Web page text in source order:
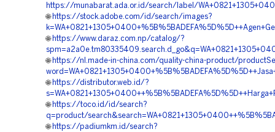
https://munabarat.ada.or.id/search/label/
🌐 https://stock.adobe.com/id/search/images?
🌐 https://www.daraz.com.np/catalog/?
🌐 https://nl.made-in-china.com/quality-china-product/
🌐 https://distributor.web.id/?
🌐 https://toco.id/id/search?
q=product/
🌐 https://padiumkm.id/search?